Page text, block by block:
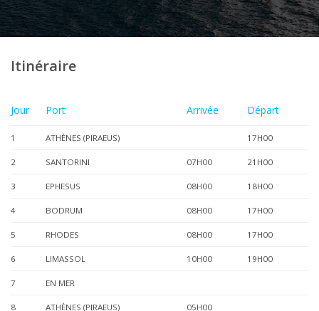
Itinéraire
Jour Port Arrivée Départ
1 ATHÈNES (PIRAEUS) 17H00
2 SANTORINI 07H00 21H00
3 EPHESUS 08H00 18H00
4 BODRUM 08H00 17H00
5 RHODES 08H00 17H00
6 LIMASSOL 10H00 19H00
7 EN MER
8 ATHÈNES (PIRAEUS) 05H00